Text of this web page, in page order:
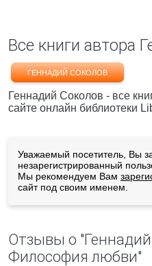
Все книги автора
ГЕННАДИЙ СОКОЛОВ
Геннадий Соколов - все
сайте онлайн библиотеки
Уважаемый посетитель, Вы
незарегистрированный
Мы рекомендуем Вам
сайт под своим именем.
Отзывы о
Философия любви"